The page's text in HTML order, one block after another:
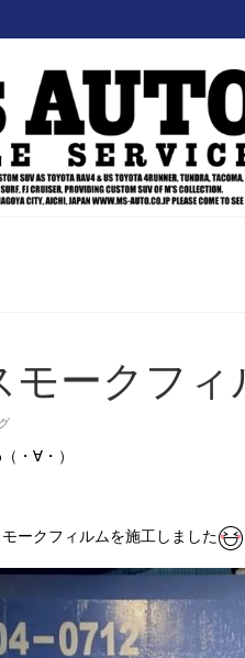
モークフィ
・∀・）
ークフィルムを施工しました